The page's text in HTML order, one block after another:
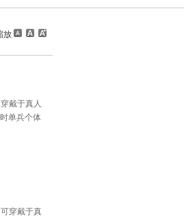
放
戴于真人
单兵个体
穿戴于真